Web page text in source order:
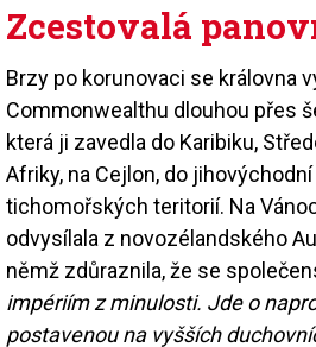
Zcestovalá
Brzy po korunovaci se královna
Commonwealthu dlouhou přes
která ji zavedla do Karibiku,
Afriky, na Cejlon, do
tichomořských teritorií. Na
odvysílala z novozélandského
němž zdůraznila, že se
impériím z minulosti. Jde o
postavenou na vyšších